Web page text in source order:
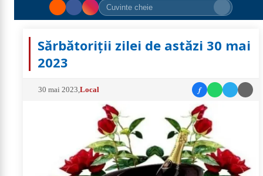
Sărbătoriții zilei de astăzi 30 mai
2023
30 mai 2023 ,Local f